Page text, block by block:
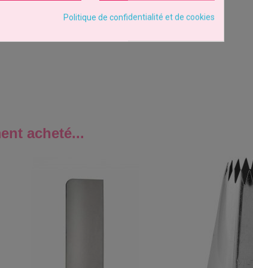
acheté...
Politique de confidentialité et de cookies